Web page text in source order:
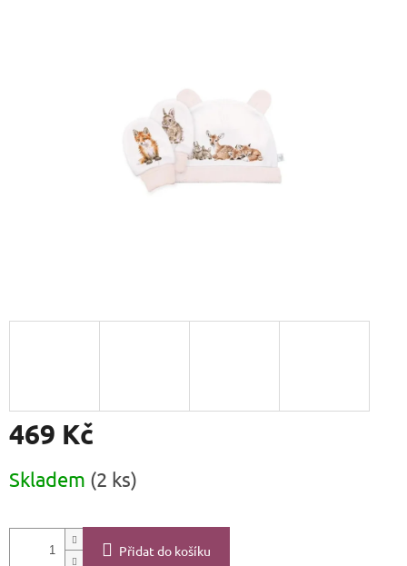
469 Kč
cena:
Skladem (2 ks)
Přidat do košíku